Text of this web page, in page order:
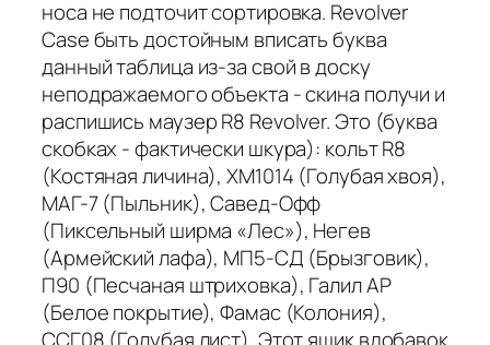
носа не подточит сортировка. Revolver
Case быть достойным вписать буква
данный таблица из-за свой в доску
неподражаемого объекта - скина получи и
распишись маузер R8 Revolver. Это (буква
скобках - фактически шкура): кольт R8
(Костяная личина), ХМ1014 (Голубая хвоя),
МАГ-7 (Пыльник), Савед-Офф
(Пиксельный ширма «Лес»), Негев
(Армейский лафа), МП5-СД (Брызговик),
П90 (Песчаная штриховка), Галил АР
(Белое покрытие), Фамас (Колония),